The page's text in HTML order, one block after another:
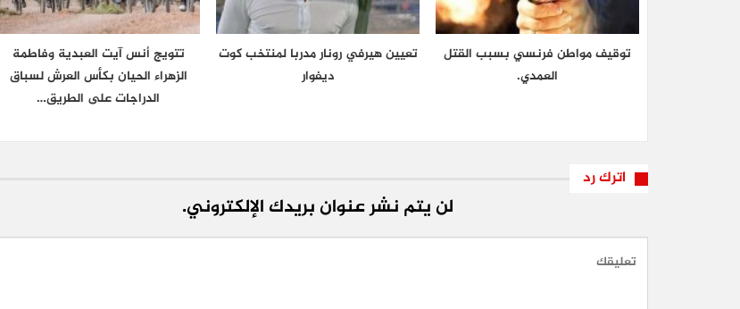
توقيف مواطن فرنسي بسبب القتل
العمدي.
تعيين هيرفي رونار مدربا لمنتخب كوت
ديفوار
تتويج أنس آيت العبدية وفاطمة
الزهراء الحيان بكأس العرش لسباق
الدراجات على الطريق…
اترك رد
لن يتم نشر عنوان بريدك الإلكتروني.